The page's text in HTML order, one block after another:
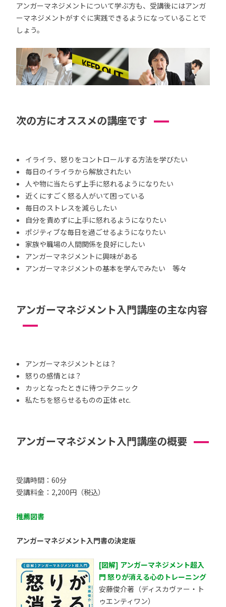
アンガーマネジメントについて学ぶ方も、受講後にはアンガ
ーマネジメントがすぐに実践できるようになっていることで
しょう。
次の方にオススメの講座です
イライラ、怒りをコントロールする方法を学びたい
毎日のイライラから解放されたい
人や物に当たらず上手に怒れるようになりたい
近くにすごく怒る人がいて困っている
毎日のストレスを減らしたい
自分を責めずに上手に怒れるようになりたい
ポジティブな毎日を過ごせるようになりたい
家族や職場の人間関係を良好にしたい
アンガーマネジメントに興味がある
アンガーマネジメントの基本を学んでみたい 等々
アンガーマネジメント入門講座の主な内容
アンガーマネジメントとは？
怒りの感情とは？
カッとなったときに待つテクニック
私たちを怒らせるものの正体 etc.
アンガーマネジメント入門講座の概要
受講時間：60分
受講料金：2,200円（税込）
推薦図書
アンガーマネジメント入門書の決定版
[図解] アンガーマネジメント超入
門 怒りが消える心のトレーニング
安藤俊介著（ディスカヴァー・ト
ゥエンティワン）